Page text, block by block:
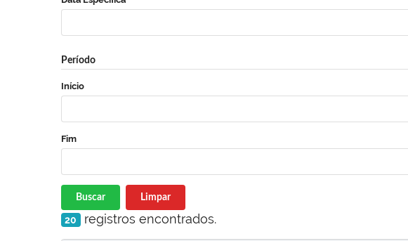
Período
Início
Fim
Buscar Limpar
20 registros encontrados.